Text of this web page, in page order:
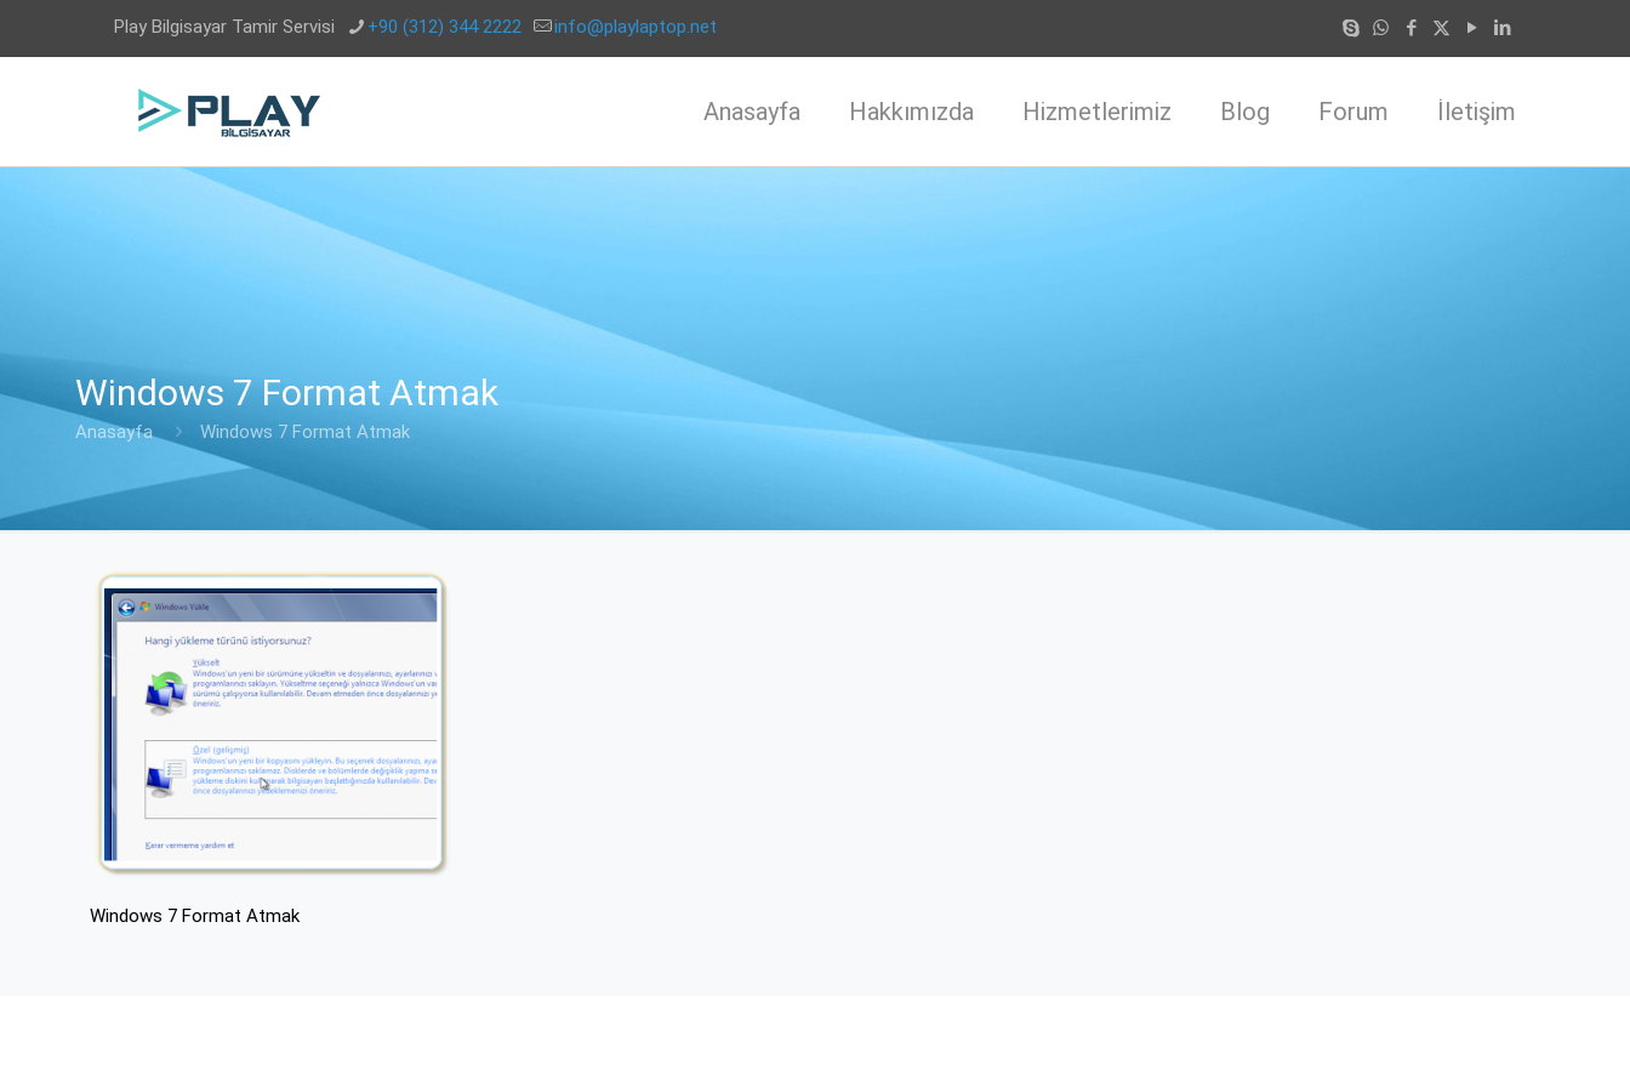
Play Bilgisayar Tamir Servisi +90 (312) 344 2222 info@playlaptop.net
Anasayfa Hakkımızda Hizmetlerimiz Blog Forum İletişim
Windows 7 Format Atmak
Anasayfa Windows 7 Format Atmak
Windows 7 Format Atmak